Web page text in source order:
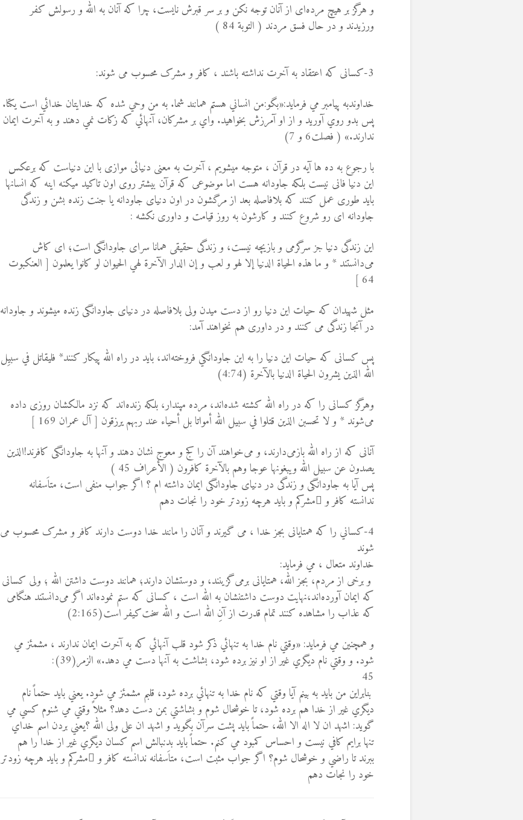
و هرگز بر هيچ مرده‌اى از آنان توجه نکن و بر سر قبرش نايست، چرا كه آنان به الله و رسولش كفر
ورزیدند و در حال فسق مردند ( التوبة 84 )
3-کسانی که اعتقاد به آخرت نداشته باشند ، کافر و مشرک محسوب می شوند:
خداوندبه پيامبر مي فرمايد:«بگو:من انساني هستم همانند شما. به من وحي شده كه خدايتان خدائي است يكتا.
پس بدو روي آوريد و از او آمرزش بخواهيد. واي بر مشركان، آنهائي كه زكات نمي دهند و به آخرت ايمان
ندارند.» ( فصلت6 و 7)
با رجوع به ده ها آیه در قرآن ، متوجه میشویم ، آخرت به معنی دنیائی موازی با این دنیاست که برعکس
این دنیا فانی نیست بلکه جاودانه هست اما موضوعی که قرآن بیشتر روی اون تاکید میکنه اینه که انسانها
باید طوری عمل کنند که بلافاصله بعد از مرگشون در اون دنیای جاودانه یا جنت زنده بشن و زندگی
جاودانه ای رو شروع کنند و کارشون به روز قیامت و داوری نکشه :
اين زندگى دنيا جز سرگرمى و بازيچه نيست، و زندگى حقيقى همانا سراى جاودانگی است؛ اى كاش
مى‌دانستند * و ما هذه الحياة الدنيا إلا لهو و لعب و إن الدار الآخرة لهي الحيوان لو كانوا يعلمون [ العنكبوت
64 ]
مثل شهیدان که حیات این دنیا رو از دست میدن ولی بلافاصله در دنیای جاودانگی زنده میشوند و جاودانه
در آنجا زندگی می کنند و در داوری هم نخواهند آمد:
پس کسانی که حیات این دنیا را به این جاودانگي فروخته‌اند، باید در راه الله پیکار کنند* فليقاتل في سبيِل
الله الذين يشرون الحياة الدنيا بالآخرة (4:74)
وهرگز كسانى را كه در راه الله كشته شده‌اند، مرده مپندار، بلكه زنده‌اند كه نزد مالکشان روزى داده
مى‌شوند * و لا تحسبن الذين قتلوا في سبيل الله أمواتا بل أحياء عند ربهم يرزقون [ آل عمران 169 ]
آنانی که از راه الله بازمی‌دارند، و می‌خواهند آن را کج و معوج نشان دهند و آنها به جاودانگی کافرند!الذين
يصدون عن سبيل الله ويبغونها عوجا وهم بالآخرة كافرون ( الأعراف 45 )
پس آیا به جاودانگی و زندگی در دنیای جاودانگی ایمان داشته ام ؟ اگر جواب منفی است، متاَسفانه
ندانسته کافر و ُمشركم و بايد هرچه زودتر خود را نجات دهم
4-كساني را که همتایانی بجز خدا ، می گیرند و آنان را مانند خدا دوست دارند کافر و مشرک محسوب می
شوند
خداوند متعال ، مي فرمايد:
و برخى از مردم، بجز الله، همتایانی برمى‌گزينند، و دوستشان دارند؛ همانند دوست داشتن الله ؛ ولى كسانى
كه ايمان آورده‌اند،نهايت دوست داشتنشان به الله است ، كسانى كه ستم نموده‌اند اگر مى‌دانستند هنگامى
كه عذاب را مشاهده كنند تمام قدرت از آنِ الله است و الله سخت‌كيفر است(2:165)
و همچنین مي فرمايد: «وقتي نام خدا به تنهائي ذكر شود قلب آنهائي كه به آخرت ايمان ندارند ،‌ مشمئز مي
شود. و وقتي نام ديگري غير از او نيز برده شود،‌ بشاشت به آنها دست مي دهد.» الزمر(39):
45
بنابراين من بايد به بينم آيا وقتي كه نام خدا به تنهائي برده شود، قلبم مشمئز مي شود. يعني بايد حتماً نام
ديگري غير از خدا هم برده شود،‌ تا خوشحال شوم و بشاشتي بمن دست دهد؟ مثلاً وقتي مي شنوم كسي مي
گويد: اشهد ان لا اله الا الله، حتماً بايد پشت سرآن بگويد و اشهد ان علی ولی الله ؟يعني بردن اسم خداي
تنها برايم كافي نيست و احساس كمبود مي كنم. حتماً بايد بدنبالش اسم كسان ديگري غير از خدا را هم
ببرند تا راضي و خوشحال شوم؟ اگر جواب مثبت است، متاَسفانه ندانسته کافر و ُمشركم و بايد هرچه زودتر
خود را نجات دهم